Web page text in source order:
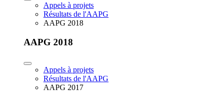
Appels à projets
Résultats de l'AAPG
AAPG 2018
AAPG 2018
Appels à projets
Résultats de l'AAPG
AAPG 2017